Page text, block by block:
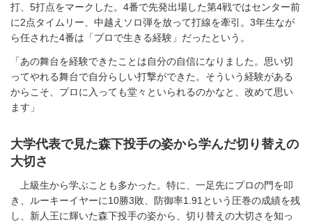
打、5打点をマークした。4番で先発出場した第4戦ではセンター前
に2点タイムリー、中越えソロ弾を放って打線を牽引。3年生なが
ら任された4番は「プロで生きる経験」だったという。
「あの舞台を経験できたことは自分の自信になりました。思い切
ってやれる舞台で自分らしい打撃ができた。そういう経験がある
からこそ、プロに入っても堂々といられるのかなと、改めて思い
ます」
大学代表で見た森下投手の姿から学んだ切り替えの
大切さ
上級生から学ぶことも多かった。特に、一足先にプロの門を叩
き、ルーキーイヤーに10勝3敗、防御率1.91という圧巻の成績を残
し、新人王に輝いた森下投手の姿から、切り替えの大切さを知っ